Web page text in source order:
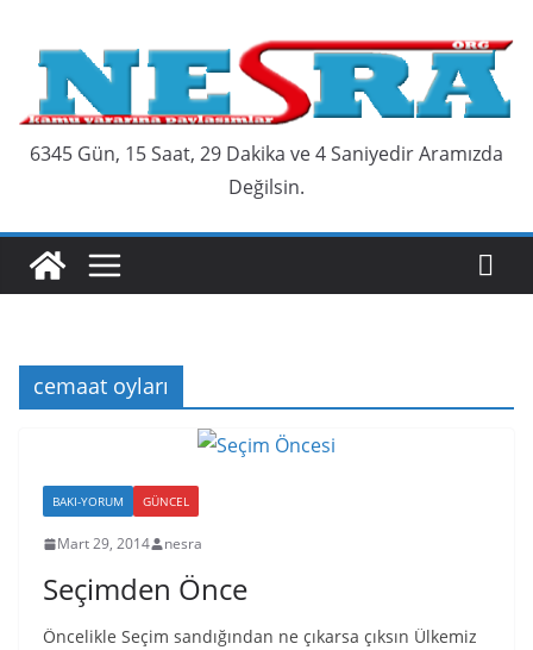
content
6345 Gün, 15 Saat, 29 Dakika ve 4 Saniyedir Aramızda
Değilsin.
cemaat oyları
BAKI-YORUM GÜNCEL
Mart 29, 2014 nesra
Seçimden Önce
Öncelikle Seçim sandığından ne çıkarsa çıksın Ülkemiz